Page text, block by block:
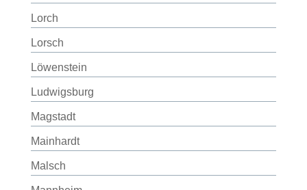
Lorch
Lorsch
Löwenstein
Ludwigsburg
Magstadt
Mainhardt
Malsch